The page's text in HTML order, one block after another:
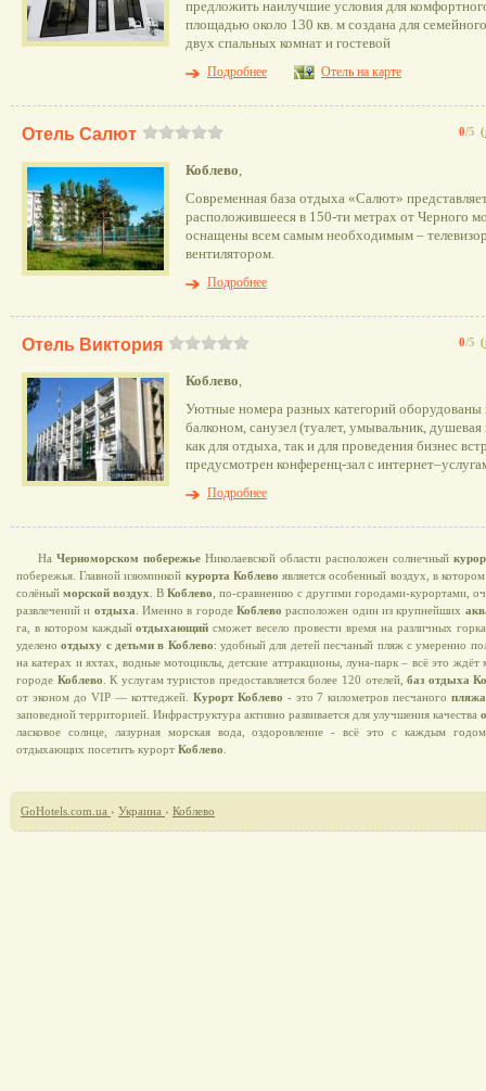
предложить наилучшие условия для
площадью около 130 кв. м создана для
двух спальных комнат и гостевой
Подробнее
Отель на карте
0/5 (
Отель Салют
Коблево,
Современная база отдыха «Салют»
расположившееся в 150-ти метрах от Черного
оснащены всем самым необходимым –
вентилятором.
Подробнее
0/5 (
Отель Виктория
Коблево,
Уютные номера разных категорий оборудованы
балконом, санузел (туалет, умывальник,
как для отдыха, так и для проведения бизнес
предусмотрен конференц-зал с
Подробнее
На Черноморском побережье Николаевской области расположен солнечный
побережья. Главной изюминкой курорта Коблево является особенный воздух, в
солёныйморской воздух . ВКоблево , по-сравнению с другими городами-курортами,
развлечений и отдыха . Именно в городеКоблево расположен один из крупнейших
га, в котором каждыйотдыхающий сможет весело провести время на различных
уделеноотдыху с детьми в Коблево: удобный для детей песчаный пляж с умеренно
на катерах и яхтах, водные мотоциклы, детские аттракционы, луна-парк – всё это
городе Коблево . К услугам туристов предоставляется более 120 отелей,баз отдыха
от эконом до VIP — коттеджей. Курорт Коблево - это 7 километров песчаногопляжа
заповедной территорией. Инфраструктура активно развивается для улучшения качества
ласковое солнце, лазурная морская вода, оздоровление - всё это с каждым
отдыхающих посетить курорт Коблево
GoHotels.com.ua › Украина › Коблево